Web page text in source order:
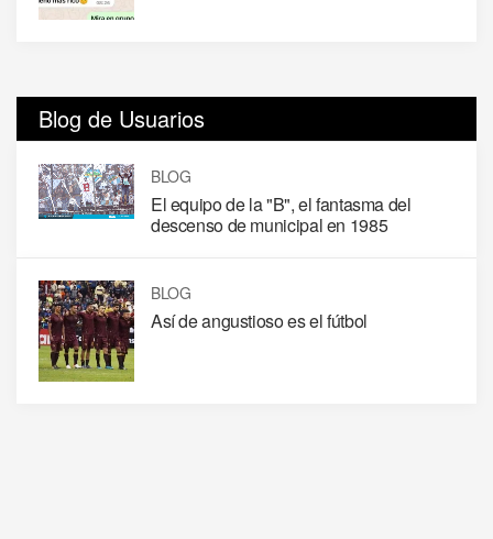
Blog de Usuarios
BLOG
El equipo de la "B", el fantasma del
descenso de municipal en 1985
BLOG
Así de angustioso es el fútbol